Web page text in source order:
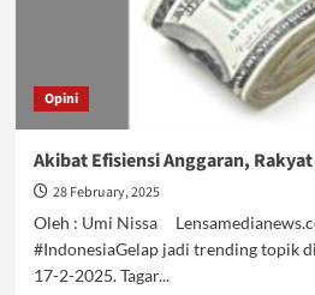
Opini
Akibat Efisiensi Anggaran,
28 February, 2025
Oleh : Umi Nissa
#IndonesiaGelap jadi trending topik
17-2-2025. Tagar...